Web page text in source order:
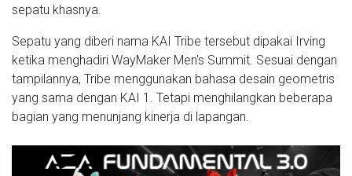
sepatu khasnya.
Sepatu yang diberi nama KAI Tribe tersebut dipakai Irving
ketika menghadiri WayMaker Men's Summit. Sesuai dengan
tampilannya, Tribe menggunakan bahasa desain geometris
yang sama dengan KAI 1. Tetapi menghilangkan beberapa
bagian yang menunjang kinerja di lapangan.